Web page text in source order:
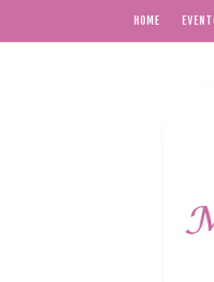
HOME